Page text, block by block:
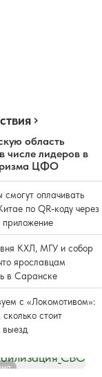
область
числе лидеров в
ЦФО
смогут оплачивать
по QR-коду через
приложение
КХЛ, МГУ и собор
ярославцам
в Саранске
с «Локомотивом»:
сколько стоит
выезд